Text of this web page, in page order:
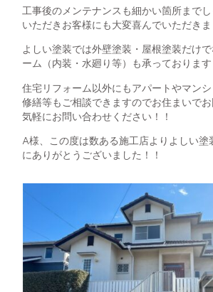
工事後のメンテナンスも細かい箇所まで
いただきお客様にも大変喜んでいただきま
よしい塗装では外壁塗装・屋根塗装だけ
ーム（内装・水廻り等）も承っております
住宅リフォーム以外にもアパートやマン
修繕等もご相談できますのでお住まいで
気軽にお問い合わせください！！
A様、この度は数ある施工店よりよしい
にありがとうございました！！